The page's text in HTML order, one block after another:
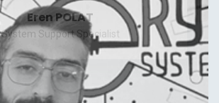
Eren POLAT
System Support Specialist